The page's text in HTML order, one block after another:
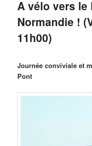
A vélo vers le
Normandie !
11h00)
Journée conviviale et
Pont